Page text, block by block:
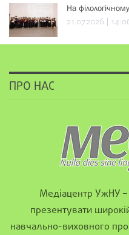
На
21.07.2026 |
ПРО НАС
Медіацентр УжНУ –
презентувати
навчально-виховного